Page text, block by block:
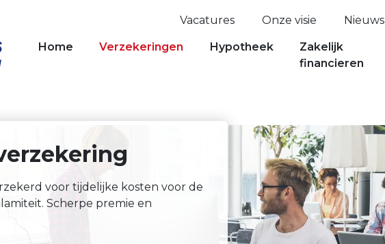
Vacatures
Onze visie Nieuws
Home Verzekeringen Hypotheek
Zakelijk
financieren
voor tijdelijke kosten voor de
Scherpe premie en